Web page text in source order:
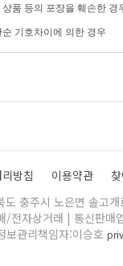
품 등의 포장을 훼손한 경
기호차이에 의한 경우
방침 이용약관
충주시 노은면 솔고
전자상거래 | 통신판매
관리책임자:이승호